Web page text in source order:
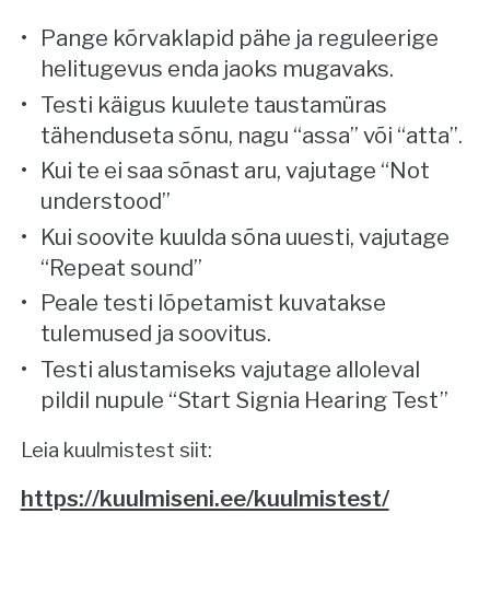
Pange kõrvaklapid pähe ja reguleerige
helitugevus enda jaoks mugavaks.
Testi käigus kuulete taustamüras
tähenduseta sõnu, nagu “assa” või “atta”.
Kui te ei saa sõnast aru, vajutage “Not
understood”
Kui soovite kuulda sõna uuesti, vajutage
“Repeat sound”
Peale testi lõpetamist kuvatakse
tulemused ja soovitus.
Testi alustamiseks vajutage alloleval
pildil nupule “Start Signia Hearing Test”
Leia kuulmistest siit:
https://kuulmiseni.ee/kuulmistest/